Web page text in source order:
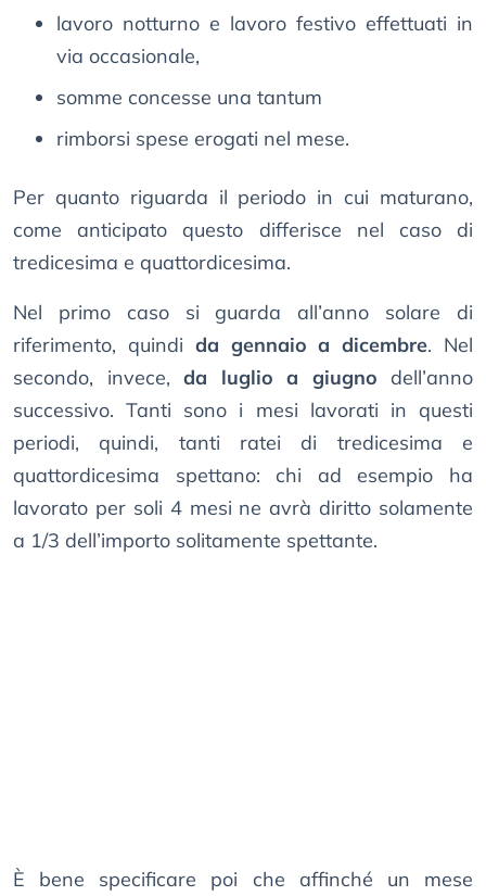
lavoro notturno e lavoro festivo effettuati in
via occasionale,
somme concesse una tantum
rimborsi spese erogati nel mese.
Per quanto riguarda il periodo in cui maturano,
come anticipato questo differisce nel caso di
tredicesima e quattordicesima.
Nel primo caso si guarda all’anno solare di
riferimento, quindi da gennaio a dicembre. Nel
secondo, invece, da luglio a giugno dell’anno
successivo. Tanti sono i mesi lavorati in questi
periodi, quindi, tanti ratei di tredicesima e
quattordicesima spettano: chi ad esempio ha
lavorato per soli 4 mesi ne avrà diritto solamente
a 1/3 dell’importo solitamente spettante.
È bene specificare poi che affinché un mese